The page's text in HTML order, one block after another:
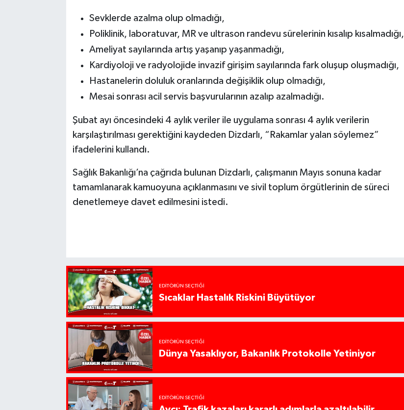
Sevklerde azalma olup olmadığı,
Poliklinik, laboratuvar, MR ve ultrason randevu sürelerinin kısalıp kısalmadığı,
Ameliyat sayılarında artış yaşanıp yaşanmadığı,
Kardiyoloji ve radyolojide invazif girişim sayılarında fark oluşup oluşmadığı,
Hastanelerin doluluk oranlarında değişiklik olup olmadığı,
Mesai sonrası acil servis başvurularının azalıp azalmadığı.
Şubat ayı öncesindeki 4 aylık veriler ile uygulama sonrası 4 aylık verilerin
karşılaştırılması gerektiğini kaydeden Dizdarlı, “Rakamlar yalan söylemez”
ifadelerini kullandı.
Sağlık Bakanlığı’na çağrıda bulunan Dizdarlı, çalışmanın Mayıs sonuna kadar
tamamlanarak kamuoyuna açıklanmasını ve sivil toplum örgütlerinin de süreci
denetlemeye davet edilmesini istedi.
EDITÖRÜN SEÇTIĞI
Sıcaklar Hastalık Riskini Büyütüyor
EDITÖRÜN SEÇTIĞI
Dünya Yasaklıyor, Bakanlık Protokolle Yetiniyor
EDITÖRÜN SEÇTIĞI